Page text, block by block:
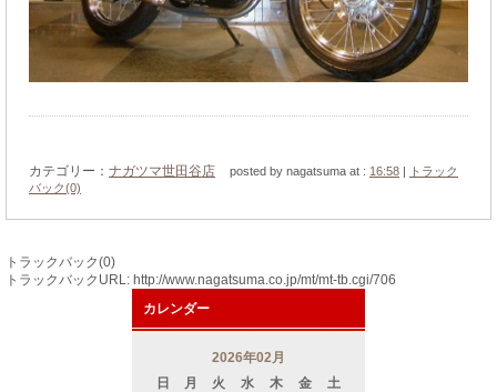
カテゴリー： ナガツマ世田谷店 posted by nagatsuma at : 16:58 |
トラック
バック(0)
トラックバック(0)
トラックバックURL: http://www.nagatsuma.co.jp/mt/mt-tb.cgi/706
カレンダー
2026年02月
日
月 火 水 木 金
土